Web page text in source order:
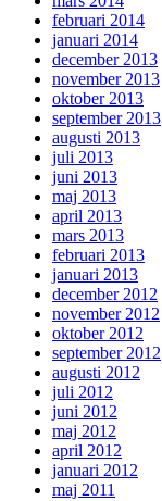
februari 2014
januari 2014
december 2013
november 2013
oktober 2013
september 2013
augusti 2013
juli 2013
juni 2013
maj 2013
april 2013
mars 2013
februari 2013
januari 2013
december 2012
november 2012
oktober 2012
september 2012
augusti 2012
juli 2012
juni 2012
maj 2012
april 2012
januari 2012
maj 2011